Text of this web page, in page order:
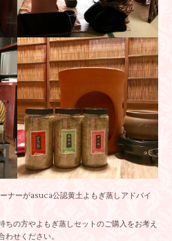
ナーがasuca公認黄土よもぎ蒸しアドバイ
ちの方やよもぎ蒸しセットのご購入をお考え
せください。